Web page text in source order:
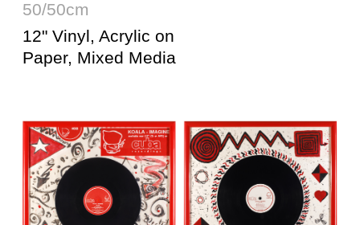
DJ Electric «Urbantorque Session»
34/24cm